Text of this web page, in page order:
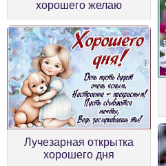
хорошего желаю
Лучезарная открытка
хорошего дня